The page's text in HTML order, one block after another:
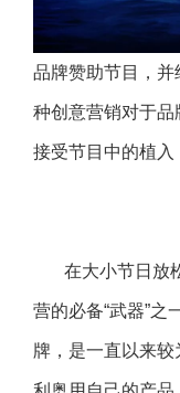
品牌赞助节目，并
种创意营销对于
接受节目中的植入
在大小节日放松
营的必备“武器”之
牌，是一直以来